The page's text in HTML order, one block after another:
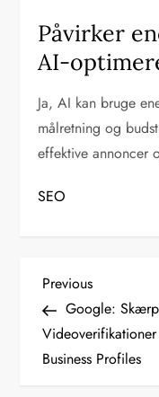
Påvirker
AI-
Ja, AI kan bruge
målretning og
effektive annoncer
SEO
I
n
d
l
Previous
Post
Previous
Google:
Business Profiles